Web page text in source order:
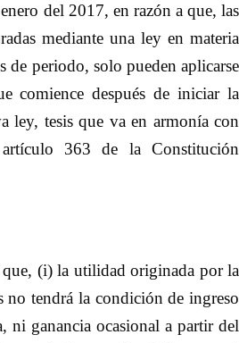
del 2017, en razón a que, las
mediante una ley en materia
de periodo, solo pueden aplicarse
comience después de iniciar la
ley, tesis que va en armonía con
363 de la Constitución
(i) la utilidad originada por la
no tendrá la condición de ingreso
ni ganancia ocasional a partir del